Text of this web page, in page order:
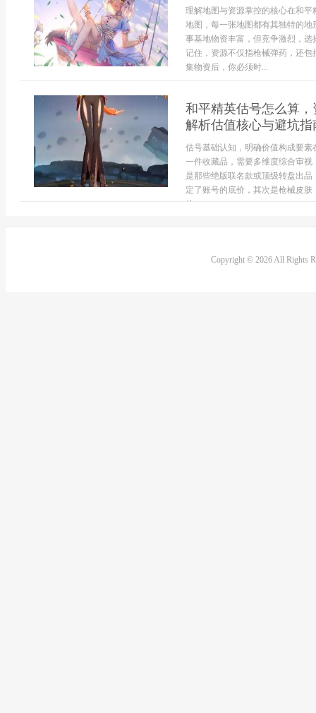
理解地图与资源掌控的核心在和
地图，每一张地图都有其独特的
事基地物资丰富，但竞争激烈，
记住，资源不仅指枪械弹药，还
集物资后，你必须时...
和平精英估号怎么算
解析估值核心与避坑指
估号基础认知，明确价值构成要
一件收藏品，需要多维度综合审
是那些绝版联名款或顶级转盘出
定了账号的底价，其次是枪械皮
价...
Copyright © 2026 All Rights